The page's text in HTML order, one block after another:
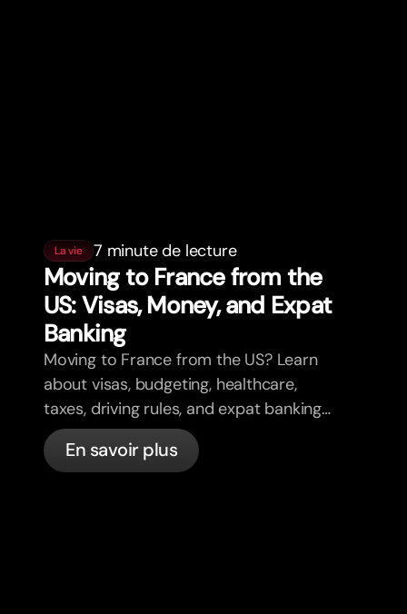
La vie 7 minute de lecture
Moving to France from the
US: Visas, Money, and Expat
Banking
Moving to France from the US? Learn
about visas, budgeting, healthcare,
taxes, driving rules, and expat banking
in France with bunq.
En savoir plus